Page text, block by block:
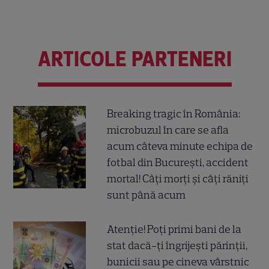
ARTICOLE PARTENERI
Breaking tragic în România:
microbuzul în care se afla
acum câteva minute echipa de
fotbal din București, accident
mortal! Câți morți și câți răniți
sunt până acum
Atenție! Poți primi bani de la
stat dacă-ți îngrijești părinții,
bunicii sau pe cineva vârstnic